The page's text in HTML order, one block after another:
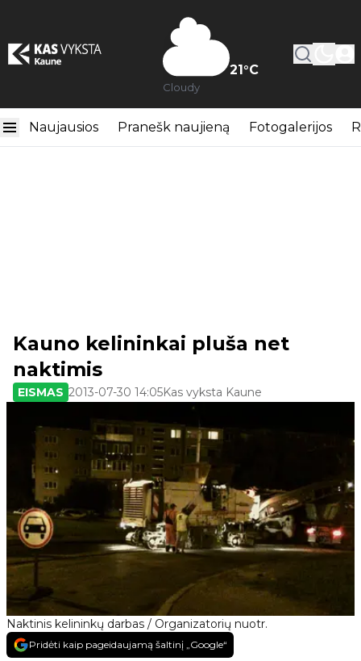
21°C
Cloudy
Naujausios Pranešk naujieną Fotogalerijos
Naktinis kelininkų darbas / Organizatorių nuotr.
Kauno kelininkai pluša net
naktimis
EISMAS 2013-07-30 14:05Kas vyksta Kaune
Pridėti kaip pageidaujamą šaltinį „Google“